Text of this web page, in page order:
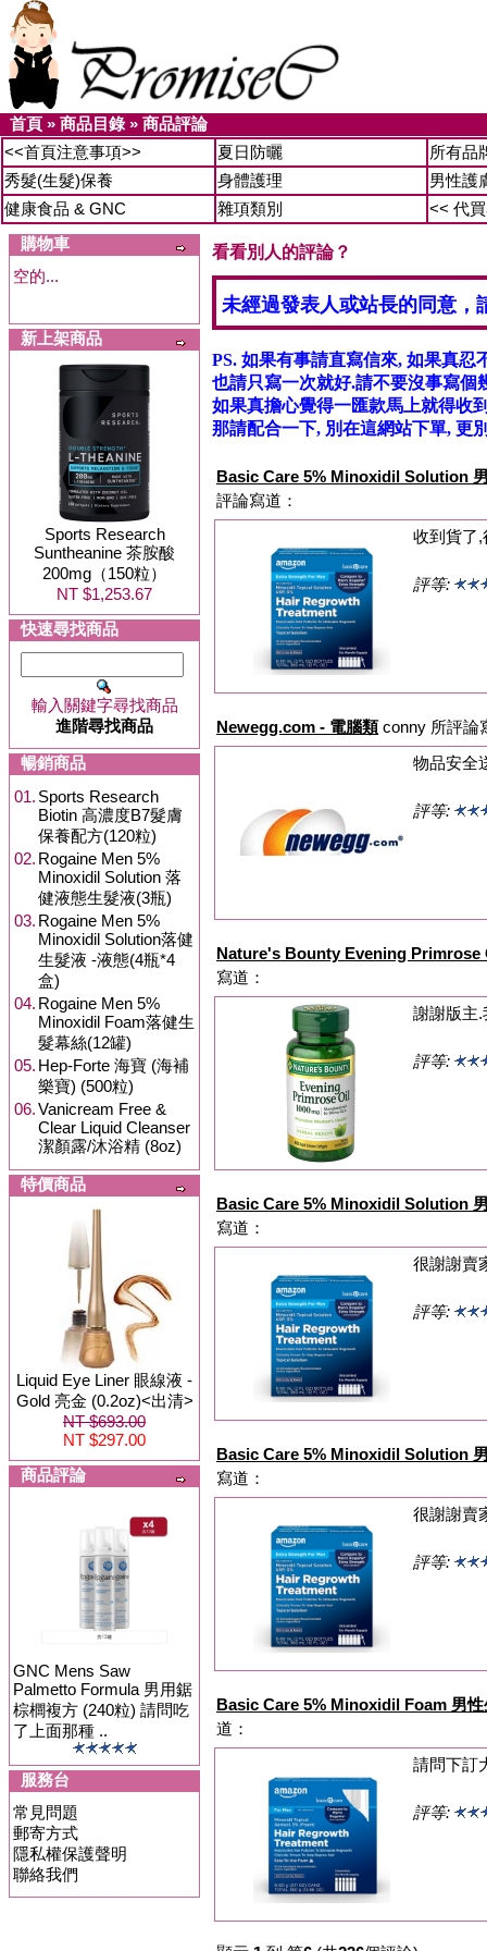
首頁 » 商品目錄» 商品評論
<<首頁注意事項>>
夏日防曬
所有品
秀髮(生髮)保養
身體護理
男性護
健康食品 & GNC
雜項類別
<< 代
購物車
空的...
新上架商品
Sports Research
Suntheanine 茶胺酸
200mg（150粒）
NT $1,253.67
快速尋找商品
輸入關鍵字尋找商品
進階尋找商品
暢銷商品
01. Sports Research
Biotin 高濃度B7髮膚
保養配方(120粒)
02. Rogaine Men 5%
Minoxidil Solution 落
健液態生髮液(3瓶)
03. Rogaine Men 5%
Minoxidil Solution落健
生髮液 -液態(4瓶*4
盒)
04. Rogaine Men 5%
Minoxidil Foam落健生
髮幕絲(12罐)
05. Hep-Forte 海寶 (海補
樂寶) (500粒)
06.Vanicream Free &
Clear Liquid Cleanser
潔顏露/沐浴精 (8oz)
特價商品
Liquid Eye Liner 眼線液 -
Gold 亮金 (0.2oz)<出清>
NT $693.00
NT $297.00
商品評論
GNC Mens Saw
Palmetto Formula 男用鋸
棕櫚複方 (240粒) 請問吃
了上面那種 ..
服務台
常見問題
郵寄方式
隱私權保護聲明
聯絡我們
看看別人的評論？
未經過發表人或站長的同意，
PS. 如果有事請直寫信來, 如果真忍
也請只寫一次就好.請不要沒事寫個
如果真擔心覺得一匯款馬上就得收
那請配合一下, 別在這網站下單, 更
Basic Care 5% Minoxidil Solution
評論寫道：
收到貨了,
評等:
Newegg.com - 電腦類 conny 所評論
物品安全
評等:
Nature's Bounty Evening Primrose
寫道：
謝謝版主
評等:
Basic Care 5% Minoxidil Solution
寫道：
很謝謝賣
評等:
Basic Care 5% Minoxidil Solution
寫道：
很謝謝賣
評等:
Basic Care 5% Minoxidil Foam 男性
道：
請問下訂
評等: